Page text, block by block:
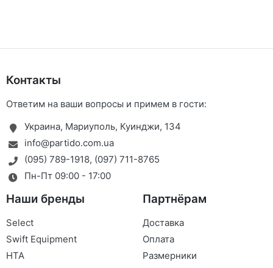
Контакты
Ответим на ваши вопросы и примем в гости:
Украина, Мариуполь, Куинджи, 134
info@partido.com.ua
(095) 789-1918, (097) 711-8765
Пн-Пт 09:00 - 17:00
Наши бренды
Select
Swift Equipment
HTA
Партнёрам
Доставка
Оплата
Размерники